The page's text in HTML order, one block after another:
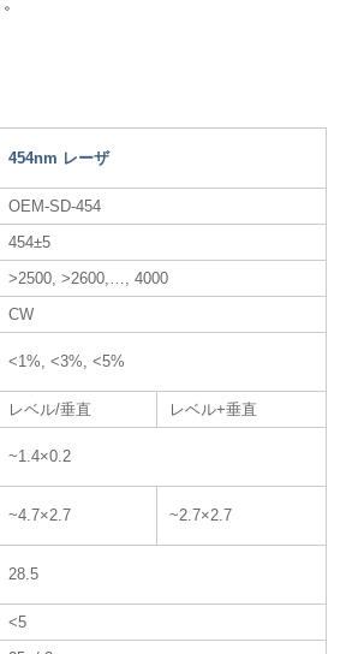
454nm レーザ​
OEM-SD-454
454±5
>2500, >2600,…, 4000
CW
<1%, <3%, <5%
レベル/垂直
レベル+垂直
~1.4×0.2
~4.7×2.7 ~2.7×2.7
28.5
<5